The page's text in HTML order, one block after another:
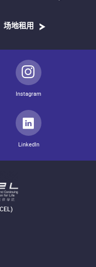
场地租用
Instagram
LinkedIn